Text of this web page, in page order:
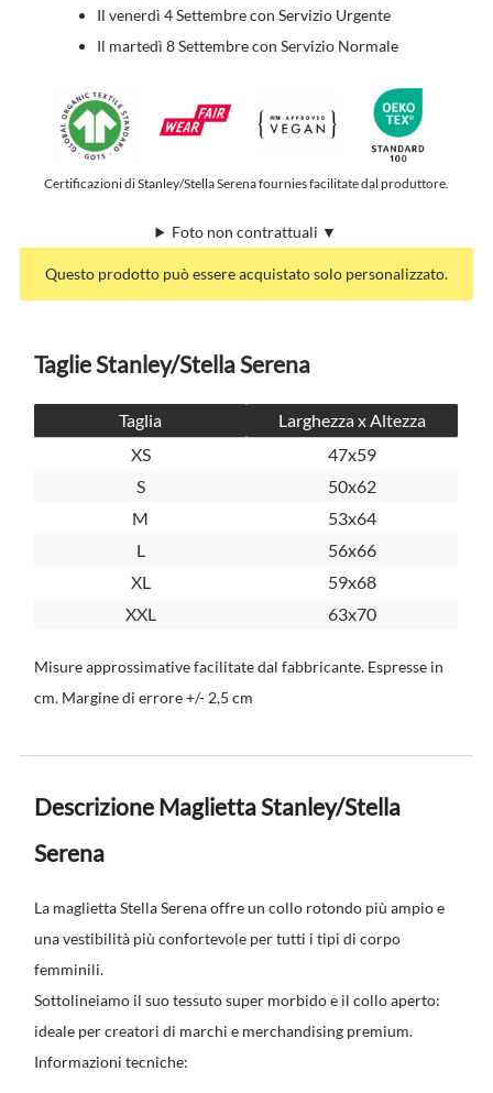
Il venerdì 4 Settembre con Servizio Urgente
Il martedì 8 Settembre con Servizio Normale
Certificazioni di Stanley/Stella Serena fournies facilitate dal produttore.
Foto non contrattuali ▼
Questo prodotto può essere acquistato solo personalizzato.
Taglie Stanley/Stella Serena
Taglia
Larghezza x Altezza
XS
47x59
S
50x62
M
53x64
L
56x66
XL
59x68
XXL
63x70
Misure approssimative facilitate dal fabbricante. Espresse in
cm. Margine di errore +/- 2,5 cm
Descrizione Maglietta Stanley/Stella
Serena
La maglietta Stella Serena offre un collo rotondo più ampio e
una vestibilità più confortevole per tutti i tipi di corpo
femminili.
Sottolineiamo il suo tessuto super morbido e il collo aperto:
ideale per creatori di marchi e merchandising premium.
Informazioni tecniche: